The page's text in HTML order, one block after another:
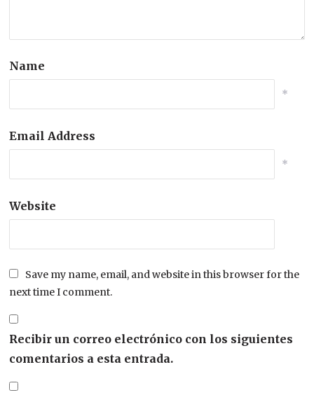
Name
*
Email Address
*
Website
Save my name, email, and website in this browser for the
next time I comment.
Recibir un correo electrónico con los siguientes
comentarios a esta entrada.